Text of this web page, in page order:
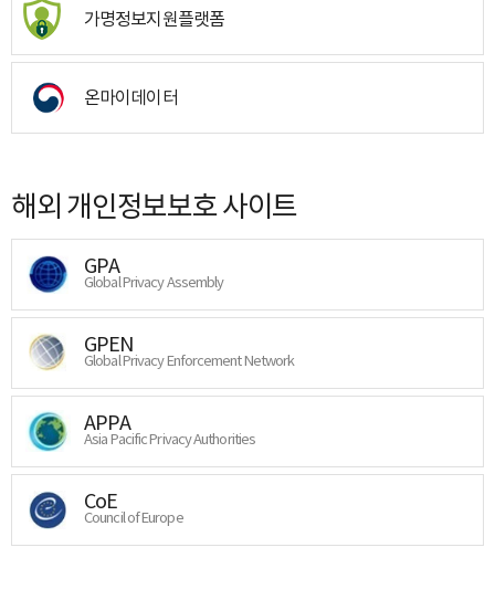
가명정보지원플랫폼
온마이데이터
해외 개인정보보호 사이트
GPA
Global Privacy Assembly
GPEN
Global Privacy Enforcement Network
APPA
Asia Pacific Privacy Authorities
CoE
Council of Europe